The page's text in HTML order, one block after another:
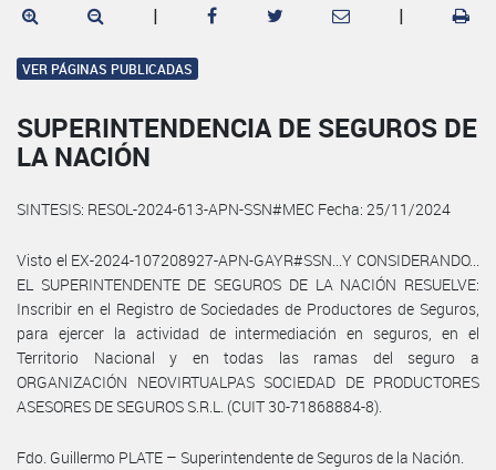
| |
VER PÁGINAS PUBLICADAS
SUPERINTENDENCIA DE SEGUROS DE
LA NACIÓN
SINTESIS: RESOL-2024-613-APN-SSN#MEC Fecha: 25/11/2024
Visto el EX-2024-107208927-APN-GAYR#SSN...Y CONSIDERANDO...
EL SUPERINTENDENTE DE SEGUROS DE LA NACIÓN RESUELVE:
Inscribir en el Registro de Sociedades de Productores de Seguros,
para ejercer la actividad de intermediación en seguros, en el
Territorio Nacional y en todas las ramas del seguro a
ORGANIZACIÓN NEOVIRTUALPAS SOCIEDAD DE PRODUCTORES
ASESORES DE SEGUROS S.R.L. (CUIT 30-71868884-8).
Fdo. Guillermo PLATE – Superintendente de Seguros de la Nación.